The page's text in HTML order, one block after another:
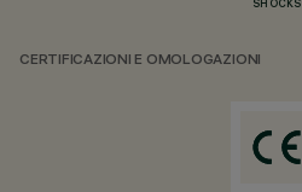
SHOCKS
CERTIFICAZIONI E OMOLOGAZIONI